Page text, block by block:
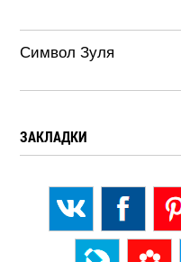
Символ Зуля
ЗАКЛАДКИ